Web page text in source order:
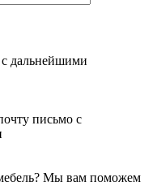
дальнейшими
письмо с
Мы вам поможем